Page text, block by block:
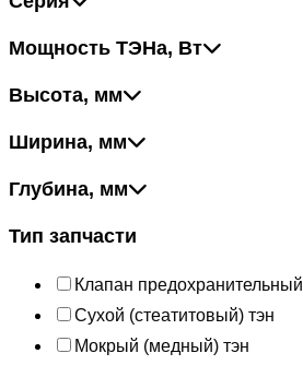
Мощность ТЭНа, Вт
Высота, мм
Ширина, мм
Глубина, мм
Тип запчасти
Клапан предохранительный
Сухой (стеатитовый) тэн
Мокрый (медный) тэн